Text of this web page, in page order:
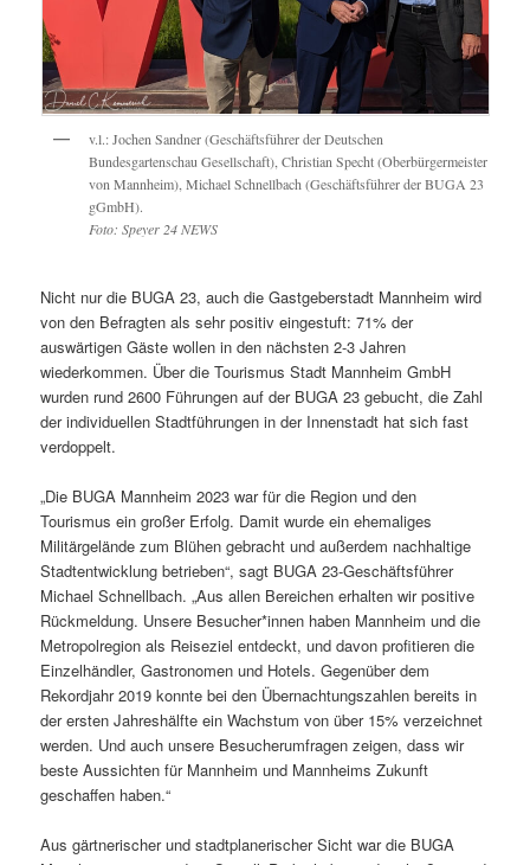
v.l.: Jochen Sandner (Geschäftsführer der Deutschen
Bundesgartenschau Gesellschaft), Christian Specht (Oberbürgermeister
von Mannheim), Michael Schnellbach (Geschäftsführer der BUGA 23
gGmbH).
Foto: Speyer 24 NEWS
Nicht nur die BUGA 23, auch die Gastgeberstadt Mannheim wird
von den Befragten als sehr positiv eingestuft: 71% der
auswärtigen Gäste wollen in den nächsten 2-3 Jahren
wiederkommen. Über die Tourismus Stadt Mannheim GmbH
wurden rund 2600 Führungen auf der BUGA 23 gebucht, die Zahl
der individuellen Stadtführungen in der Innenstadt hat sich fast
verdoppelt.
„Die BUGA Mannheim 2023 war für die Region und den
Tourismus ein großer Erfolg. Damit wurde ein ehemaliges
Militärgelände zum Blühen gebracht und außerdem nachhaltige
Stadtentwicklung betrieben“, sagt BUGA 23-Geschäftsführer
Michael Schnellbach. „Aus allen Bereichen erhalten wir positive
Rückmeldung. Unsere Besucher*innen haben Mannheim und die
Metropolregion als Reiseziel entdeckt, und davon profitieren die
Einzelhändler, Gastronomen und Hotels. Gegenüber dem
Rekordjahr 2019 konnte bei den Übernachtungszahlen bereits in
der ersten Jahreshälfte ein Wachstum von über 15% verzeichnet
werden. Und auch unsere Besucherumfragen zeigen, dass wir
beste Aussichten für Mannheim und Mannheims Zukunft
geschaffen haben.“
Aus gärtnerischer und stadtplanerischer Sicht war die BUGA